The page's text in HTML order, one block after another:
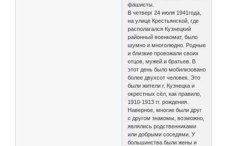
фашисты.
В четверг 24 июля 1941года,
на улице Крестьянской, где
располагался Кузнецкий
районный военкомат, было
шумно и многолюдно. Родные
и близкие провожали своих
отцов, мужей и братьев. В
этот день было мобилизовано
более двухсот человек. Это
были жители г. Кузнецка и
окрестных сёл, как правило,
1910-1913 гг. рождения.
Наверное, многие были друг
с другом знакомы, возможно,
являлись родственниками
или добрыми соседями. У
большинства были жены и